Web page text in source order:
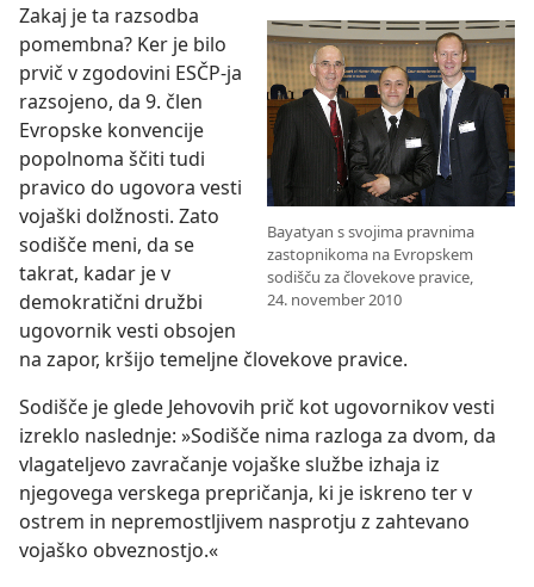
Bayatyan s svojima pravnima
zastopnikoma na Evropskem
sodišču za človekove pravice,
24. november 2010
Zakaj je ta razsodba
pomembna? Ker je bilo
prvič v zgodovini ESČP-ja
razsojeno, da 9. člen
Evropske konvencije
popolnoma ščiti tudi
pravico do ugovora vesti
vojaški dolžnosti. Zato
sodišče meni, da se
takrat, kadar je v
demokratični družbi
ugovornik vesti obsojen
na zapor, kršijo temeljne človekove pravice.
Sodišče je glede Jehovovih prič kot ugovornikov vesti
izreklo naslednje: »Sodišče nima razloga za dvom, da
vlagateljevo zavračanje vojaške službe izhaja iz
njegovega verskega prepričanja, ki je iskreno ter v
ostrem in nepremostljivem nasprotju z zahtevano
vojaško obveznostjo.«